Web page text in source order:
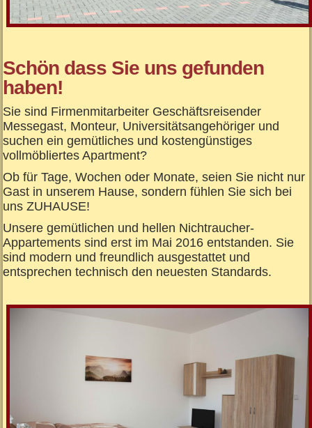
Schön dass Sie uns gefunden
haben!
Sie sind Firmenmitarbeiter Geschäftsreisender
Messegast, Monteur, Universitätsangehöriger und
suchen ein gemütliches und kostengünstiges
vollmöbliertes Apartment?
Ob für Tage, Wochen oder Monate, seien Sie nicht nur
Gast in unserem Hause, sondern fühlen Sie sich bei
uns ZUHAUSE!
Unsere gemütlichen und hellen Nichtraucher-
Appartements sind erst im Mai 2016 entstanden. Sie
sind modern und freundlich ausgestattet und
entsprechen technisch den neuesten Standards.